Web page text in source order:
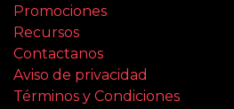
Promociones
Recursos
Contactanos
Aviso de privacidad
Términos y Condiciones